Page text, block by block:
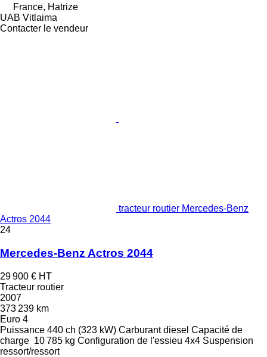
France, Hatrize
UAB Vitlaima
Contacter le vendeur
tracteur routier Mercedes-Benz
Actros 2044
24
Mercedes-Benz Actros 2044
29 900 € HT
Tracteur routier
2007
373 239 km
Euro 4
Puissance 440 ch (323 kW) Carburant diesel Capacité de
charge 10 785 kg Configuration de l'essieu 4x4 Suspension
ressort/ressort